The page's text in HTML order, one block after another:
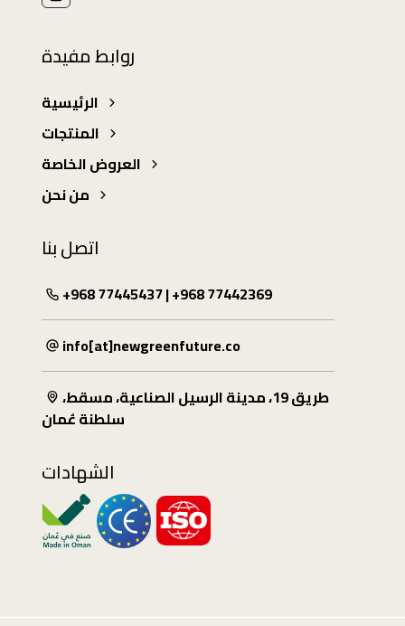
روابط مفيدة
اتصل بنا
+968 77445437 | +968 77442369
info[at]newgreenfuture.co
سلطنة عُمان
الشهادات